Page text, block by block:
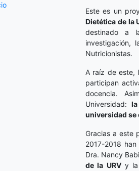
Este es un
Dietética de la
destinado a
investigación,
Nutricionistas.
A raíz de este,
participan
docencia.
Universidad:
universidad se
Gracias a este
2017-2018
Dra. Nancy
de la URVy la